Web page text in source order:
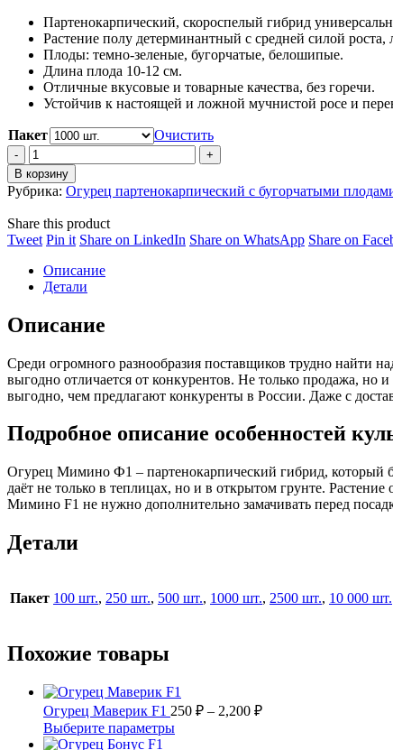
435 ₽
–
27,768 ₽
Партенокарпический, скороспелый гибрид
Растение полу детерминантный с средней силой роста,
Плоды: темно-зеленые, бугорчатые, белошипые.
Длина плода 10-12 см.
Отличные вкусовые и товарные качества, без горечи.
Устойчив к настоящей и ложной мучнистой росе и
Пакет
Очистить
Огурец
Мимино
F1/F1
Mimino
quantity
В корзину
Рубрика: Огурец партенокарпический с бугорчатыми
Share this product
TweetShare
Twitter
Pin itShare
Pinterest
Share on LinkedIn Share
Share on WhatsAppShare
Share on
Описание
Детали
Описание
Среди огромного разнообразия поставщиков трудно найти
выгодно отличается от конкурентов. Не только продажа,
выгодно, чем предлагают конкуренты в России. Даже с
Подробное описание особенностей
Огурец Мимино Ф1 – партенокарпический гибрид, который
даёт не только в теплицах, но и в открытом грунте.
Мимино F1 не нужно дополнительно замачивать перед
Детали
Пакет 100 шт., 250 шт., 500 шт., 1000 шт., 2500 шт., 10 000 шт.
Похожие товары
Огурец Маверик F1 250 ₽ – 2,200 ₽Диапазон
Выберите параметрыЭтот